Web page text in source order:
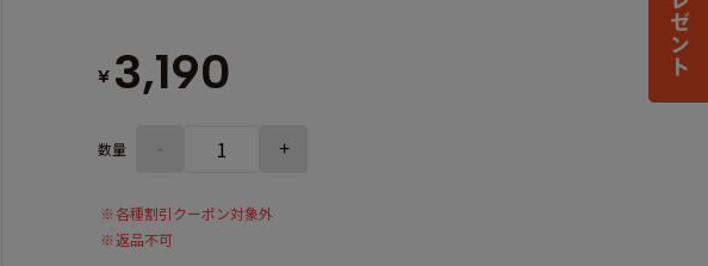
¥ 3,190
数量 - +
各種割引クーポン対象外
返品不可